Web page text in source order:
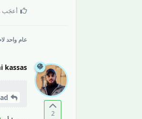
أعجَب
عام واحد
2
kassas